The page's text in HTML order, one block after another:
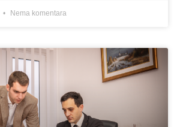
Nema komentara